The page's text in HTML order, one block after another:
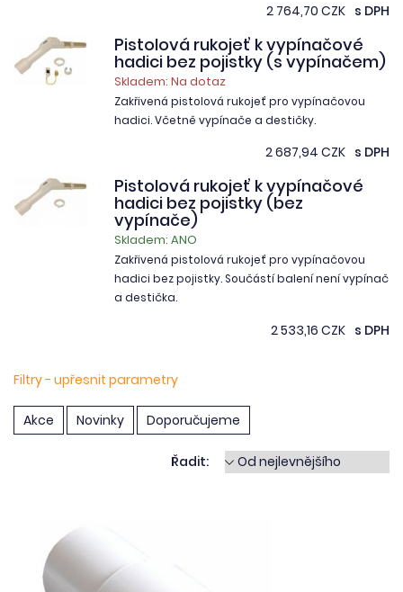
2 764,70 CZK s DPH
Pistolová rukojeť k vypínačové
hadici bez pojistky (s vypínačem)
Skladem: Na dotaz
Zakřivená pistolová rukojeť pro vypínačovou
hadici. Včetně vypínače a destičky.
2 687,94 CZK s DPH
Pistolová rukojeť k vypínačové
hadici bez pojistky (bez
vypínače)
Skladem: ANO
Zakřivená pistolová rukojeť pro vypínačovou
hadici bez pojistky. Součástí balení není vypínač
a destička.
2 533,16 CZK s DPH
Filtry - upřesnit parametry
Akce Novinky Doporučujeme
Řadit: